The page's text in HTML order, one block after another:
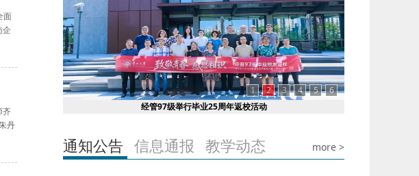
面
企
齐
丹
1 2 3 4 5
6
经管97级举行毕业25周年返校活动
通知公告 信息通报 教学动态 more >